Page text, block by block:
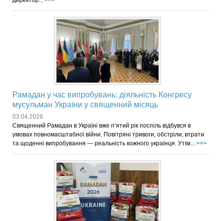
Рамадан у час випробувань: діяльність Конгресу
мусульман України у священний місяць
03.04.2026
Священний Рамадан в Україні вже п’ятий рік поспіль відбувся в
умовах повномасштабної війни. Повітряні тривоги, обстріли, втрати
та щоденні випробування — реальність кожного українця. Утім... >>>